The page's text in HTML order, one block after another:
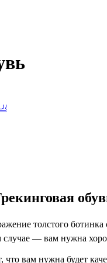
толстого
— вам нужна
вам нужна будет